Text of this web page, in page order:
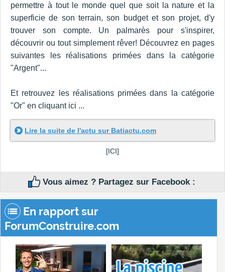
permettre à tout le monde quel que soit la nature et la
superficie de son terrain, son budget et son projet, d'y
trouver son compte. Un palmarès pour s'inspirer,
découvrir ou tout simplement rêver! Découvrez en pages
suivantes les réalisations primées dans la catégorie
"Argent"...
Et retrouvez les réalisations primées dans la catégorie
"Or" en cliquant ici ...
Lire la suite de l'actu sur Batiactu.com
[ICI]
Vous aimez ? Partagez sur Facebook :
En rapport sur
ForumConstruire.com